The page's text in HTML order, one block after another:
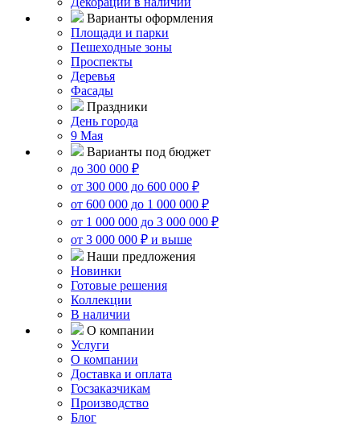
Варианты оформления
Площади и парки
Пешеходные зоны
Проспекты
Деревья
Фасады
Праздники
День города
9 Мая
Варианты под бюджет
до 300 000 ₽
от 300 000 до 600 000 ₽
от 600 000 до 1 000 000 ₽
от 1 000 000 до 3 000 000 ₽
от 3 000 000 ₽ и выше
Наши предложения
Новинки
Готовые решения
Коллекции
В наличии
О компании
Услуги
О компании
Доставка и оплата
Госзаказчикам
Производство
Блог